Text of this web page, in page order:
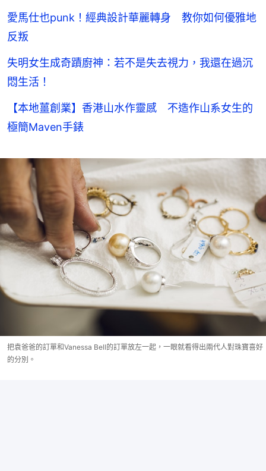
愛馬仕也punk！經典設計華麗轉身 教你如何優雅地
反叛
失明女生成奇蹟廚神：若不是失去視力，我還在過沉
悶生活！
【本地薑創業】香港山水作靈感 不造作山系女生的
極簡Maven手錶
把袁爸爸的訂單和Vanessa Bell的訂單放左一起，一眼就看得出兩代人對珠寶喜好
的分別。